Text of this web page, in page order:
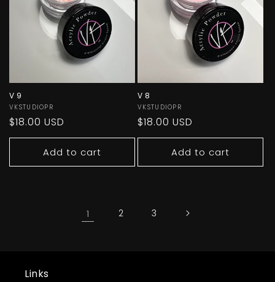
V 9
Vendor:
VKSTUDIOPR
Regular
price
$18.00 USD
Add to cart
V 8
Vendor:
VKSTUDIOPR
Regular
price
$18.00 USD
Add to cart
1 2 3
Links